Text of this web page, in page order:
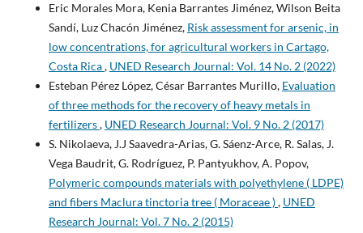
Eric Morales Mora, Kenia Barrantes Jiménez, Wilson Beita
Sandí, Luz Chacón Jiménez, Risk assessment for arsenic, in
low concentrations, for agricultural workers in Cartago,
Costa Rica, UNED Research Journal: Vol. 14 No. 2 (2022)
Esteban Pérez López, César Barrantes Murillo, Evaluation
of three methods for the recovery of heavy metals in
fertilizers, UNED Research Journal: Vol. 9 No. 2 (2017)
S. Nikolaeva, J.J Saavedra-Arias, G. Sáenz-Arce, R. Salas, J.
Vega Baudrit, G. Rodríguez, P. Pantyukhov, A. Popov,
Polymeric compounds materials with polyethylene ( LDPE)
and fibers Maclura tinctoria tree ( Moraceae ), UNED
Research Journal: Vol. 7 No. 2 (2015)